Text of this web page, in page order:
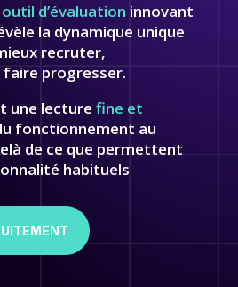
outil d’évaluation innovant
la dynamique unique
recruter,
progresser.
une lecture fine et
fonctionnement au
de ce que permettent
habituels